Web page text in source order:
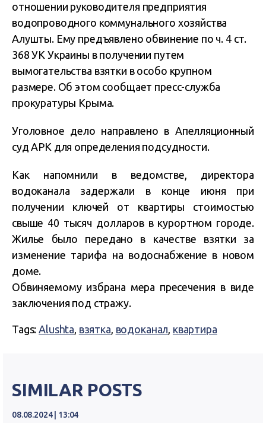
отношении руководителя предприятия
водопроводного коммунального хозяйства
Алушты. Ему предъявлено обвинение по ч. 4 ст.
368 УК Украины в получении путем
вымогательства взятки в особо крупном
размере. Об этом сообщает пресс-служба
прокуратуры Крыма.
Уголовное дело направлено в Апелляционный
суд АРК для определения подсудности.
Как напомнили в ведомстве, директора
водоканала задержали в конце июня при
получении ключей от квартиры стоимостью
свыше 40 тысяч долларов в курортном городе.
Жилье было передано в качестве взятки за
изменение тарифа на водоснабжение в новом
доме.
Обвиняемому избрана мера пресечения в виде
заключения под стражу.
Tags:Alushta, взятка, водоканал, квартира
SIMILAR POSTS
08.08.2024 | 13:04